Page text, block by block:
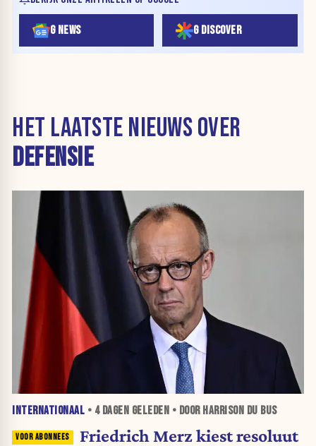
G NEWS G DISCOVER
HET LAATSTE NIEUWS OVER
DEFENSIE
INTERNATIONAAL • 4 DAGEN GELEDEN • DOOR HARRISON DU BUS
Friedrich Merz kiest resoluut